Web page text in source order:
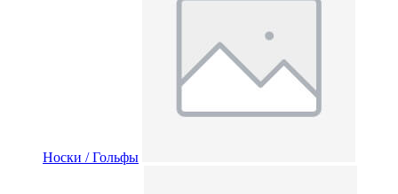
Носки / Гольфы